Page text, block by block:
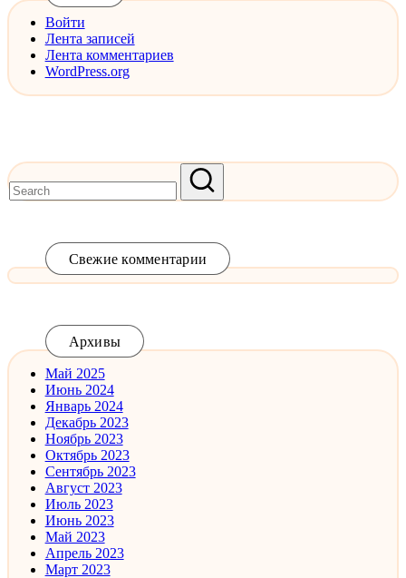
Войти
Лента записей
Лента комментариев
WordPress.org
Свежие комментарии
Архивы
Май 2025
Июнь 2024
Январь 2024
Декабрь 2023
Ноябрь 2023
Октябрь 2023
Сентябрь 2023
Август 2023
Июль 2023
Июнь 2023
Май 2023
Апрель 2023
Март 2023